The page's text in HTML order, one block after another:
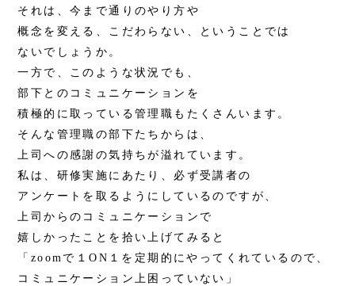
それは、今まで通りのやり方や
概念を変える、こだわらない、ということでは
ないでしょうか。
一方で、このような状況でも、
部下とのコミュニケーションを
積極的に取っている管理職もたくさんいます。
そんな管理職の部下たちからは、
上司への感謝の気持ちが溢れています。
私は、研修実施にあたり、必ず受講者の
アンケートを取るようにしているのですが、
上司からのコミュニケーションで
嬉しかったことを拾い上げてみると
「zoomで１ON１を定期的にやってくれているので、
コミュニケーション上困っていない」